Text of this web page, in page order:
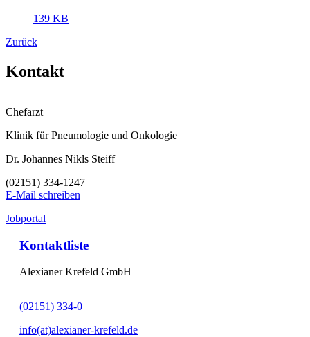
139 KB
Zurück
Kontakt
Chefarzt
Klinik für Pneumologie und Onkologie
Dr. Johannes Nikls Steiff
(02151) 334-1247
E-Mail schreiben
Jobportal
Kontaktliste
Alexianer Krefeld GmbH
(02151) 334-0
info(at)alexianer-krefeld.de